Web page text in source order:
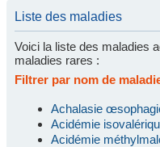
Liste des maladies
Voici la liste des maladies
maladies rares :
Filtrer par nom de
Achalasie
Acidémie
Acidémie